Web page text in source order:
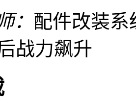
： 配件改装系
战力飙升